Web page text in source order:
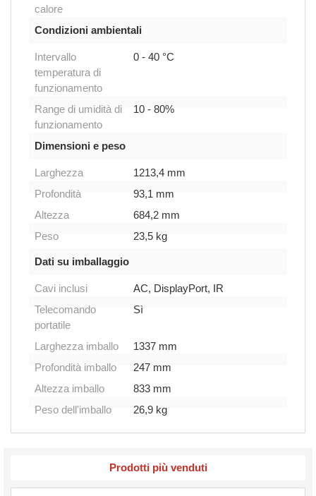
calore
Condizioni ambientali
Intervallo
temperatura di
funzionamento
0 - 40 °C
Range di umidità di
funzionamento
10 - 80%
Dimensioni e peso
Larghezza
1213,4 mm
Profondità
93,1 mm
Altezza
684,2 mm
Peso
23,5 kg
Dati su imballaggio
Cavi inclusi
AC, DisplayPort, IR
Telecomando
portatile
Sì
Larghezza imballo
1337 mm
Profondità imballo
247 mm
Altezza imballo
833 mm
Peso dell'imballo
26,9 kg
Prodotti più venduti